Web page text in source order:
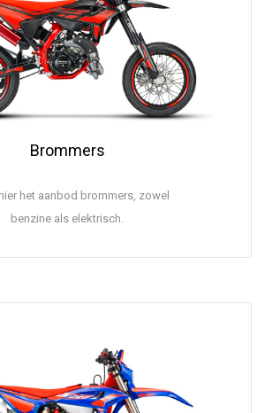
Brommers
het aanbod brommers, zowel
benzine als elektrisch.